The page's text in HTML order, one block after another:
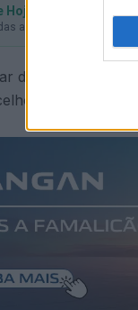
as notícias em primeira
dos XV Jogos
em resultado